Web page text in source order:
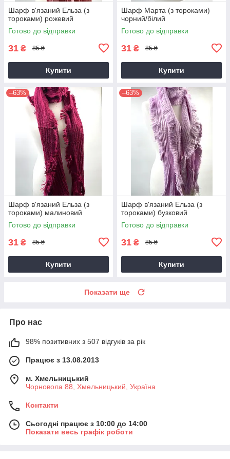
Шарф в'язаний Ельза (з
тороками) рожевий
Готово до відправки
31 ₴ 85 ₴
Купити
Шарф Марта (з тороками)
чорний/білий
Готово до відправки
31 ₴ 85 ₴
Купити
–63%
Шарф в'язаний Ельза (з
тороками) малиновий
Готово до відправки
31 ₴ 85 ₴
Купити
–63%
Шарф в'язаний Ельза (з
тороками) бузковий
Готово до відправки
31 ₴ 85 ₴
Купити
Показати ще
Про нас
98% позитивних з 507 відгуків за рік
Працює з 13.08.2013
м. Хмельницький
Чорновола 88, Хмельницький, Україна
Контакти
Сьогодні працює з 10:00 до 14:00
Показати весь графік роботи